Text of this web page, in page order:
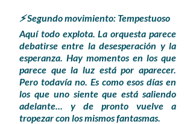
⚡ Segundo movimiento: Tempestuoso
Aquí todo explota. La orquesta parece
debatirse entre la desesperación y la
esperanza. Hay momentos en los que
parece que la luz está por aparecer.
Pero todavía no. Es como esos días en
los que uno siente que está saliendo
adelante... y de pronto vuelve a
tropezar con los mismos fantasmas.